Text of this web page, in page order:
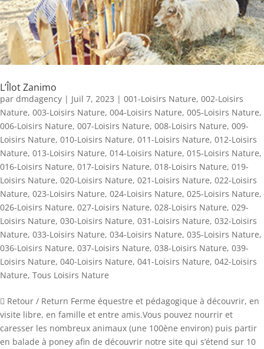
L’Îlot Zanimo
par dmdagency | Juil 7, 2023 | 001-Loisirs Nature, 002-Loisirs
Nature, 003-Loisirs Nature, 004-Loisirs Nature, 005-Loisirs Nature,
006-Loisirs Nature, 007-Loisirs Nature, 008-Loisirs Nature, 009-
Loisirs Nature, 010-Loisirs Nature, 011-Loisirs Nature, 012-Loisirs
Nature, 013-Loisirs Nature, 014-Loisirs Nature, 015-Loisirs Nature,
016-Loisirs Nature, 017-Loisirs Nature, 018-Loisirs Nature, 019-
Loisirs Nature, 020-Loisirs Nature, 021-Loisirs Nature, 022-Loisirs
Nature, 023-Loisirs Nature, 024-Loisirs Nature, 025-Loisirs Nature,
026-Loisirs Nature, 027-Loisirs Nature, 028-Loisirs Nature, 029-
Loisirs Nature, 030-Loisirs Nature, 031-Loisirs Nature, 032-Loisirs
Nature, 033-Loisirs Nature, 034-Loisirs Nature, 035-Loisirs Nature,
036-Loisirs Nature, 037-Loisirs Nature, 038-Loisirs Nature, 039-
Loisirs Nature, 040-Loisirs Nature, 041-Loisirs Nature, 042-Loisirs
Nature, Tous Loisirs Nature
 Retour / Return Ferme équestre et pédagogique à découvrir, en
visite libre, en famille et entre amis.Vous pouvez nourrir et
caresser les nombreux animaux (une 100ène environ) puis partir
en balade à poney afin de découvrir notre site qui s’étend sur 10